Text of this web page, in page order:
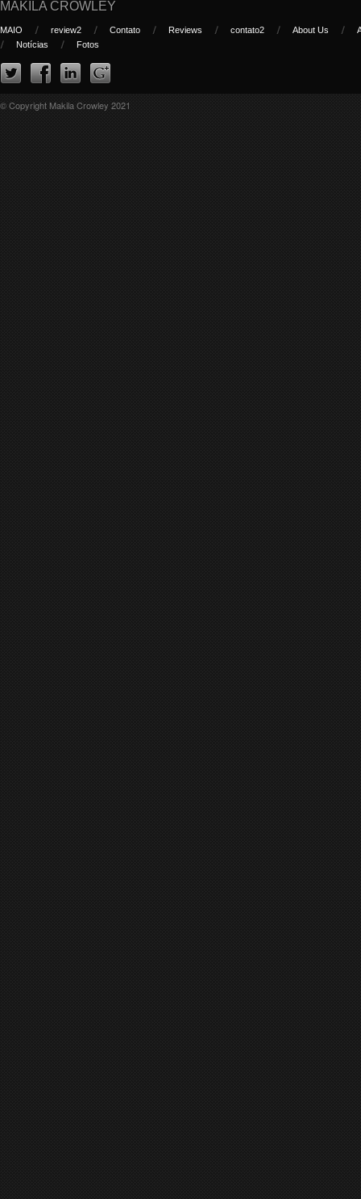
MAKILA CROWLEY
MAIO review2 Contato Reviews contato2 About Us
Notícias
Fotos
© Copyright Makila Crowley 2021